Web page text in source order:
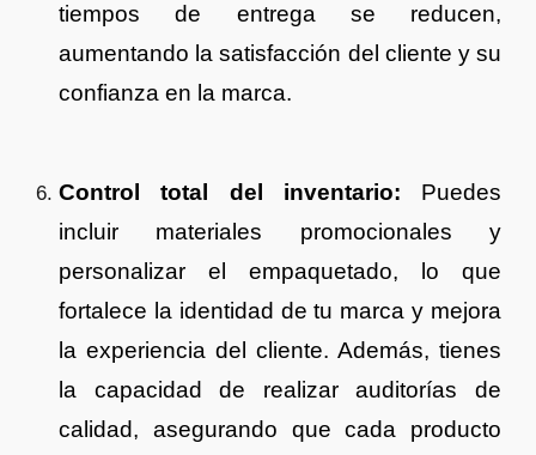
tiempos de entrega se reducen,
aumentando la satisfacción del cliente y su
confianza en la marca.
Control total del inventario: Puedes
incluir materiales promocionales y
personalizar el empaquetado, lo que
fortalece la identidad de tu marca y mejora
la experiencia del cliente. Además, tienes
la capacidad de realizar auditorías de
calidad, asegurando que cada producto